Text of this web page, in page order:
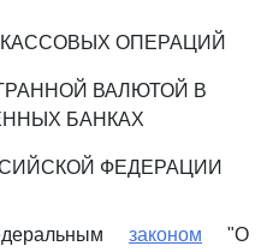
ОПЕРАЦИЙ
ВАЛЮТОЙ В
БАНКАХ
ФЕДЕРАЦИИ
законом "О